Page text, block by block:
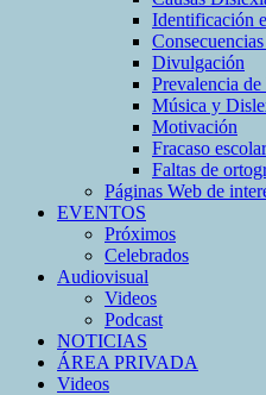
Identificación
Divulgación
Prevalencia
Música y
Motivación
Fracaso escolar
Faltas de
Páginas Web de
EVENTOS
Próximos
Celebrados
Audiovisual
Videos
Podcast
NOTICIAS
ÁREA PRIVADA
Videos